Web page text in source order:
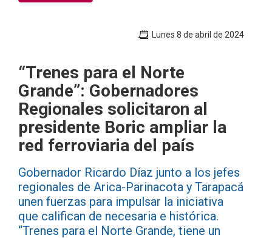
Lunes 8 de abril de 2024
“Trenes para el Norte
Grande”: Gobernadores
Regionales solicitaron al
presidente Boric ampliar la
red ferroviaria del país
Gobernador Ricardo Díaz junto a los jefes
regionales de Arica-Parinacota y Tarapacá
unen fuerzas para impulsar la iniciativa
que califican de necesaria e histórica.
“Trenes para el Norte Grande, tiene un